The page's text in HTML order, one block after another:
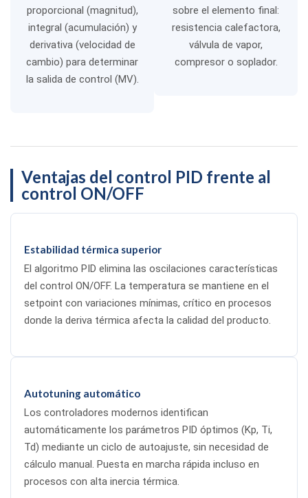
proporcional (magnitud),
integral (acumulación) y
derivativa (velocidad de
cambio) para determinar
la salida de control (MV).
sobre el elemento final:
resistencia calefactora,
válvula de vapor,
compresor o soplador.
Ventajas del control PID frente al
control ON/OFF
Estabilidad térmica superior
El algoritmo PID elimina las oscilaciones características
del control ON/OFF. La temperatura se mantiene en el
setpoint con variaciones mínimas, crítico en procesos
donde la deriva térmica afecta la calidad del producto.
Autotuning automático
Los controladores modernos identifican
automáticamente los parámetros PID óptimos (Kp, Ti,
Td) mediante un ciclo de autoajuste, sin necesidad de
cálculo manual. Puesta en marcha rápida incluso en
procesos con alta inercia térmica.